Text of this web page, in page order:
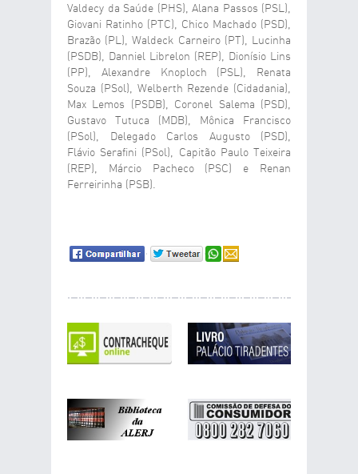
Valdecy da Saúde (PHS), Alana Passos (PSL),
Giovani Ratinho (PTC), Chico Machado (PSD),
Brazão (PL), Waldeck Carneiro (PT), Lucinha
(PSDB), Danniel Librelon (REP), Dionísio Lins
(PP), Alexandre Knoploch (PSL), Renata
Souza (PSol), Welberth Rezende (Cidadania),
Max Lemos (PSDB), Coronel Salema (PSD),
Gustavo Tutuca (MDB), Mônica Francisco
(PSol), Delegado Carlos Augusto (PSD),
Flávio Serafini (PSol), Capitão Paulo Teixeira
(REP), Márcio Pacheco (PSC) e Renan
Ferreirinha (PSB).